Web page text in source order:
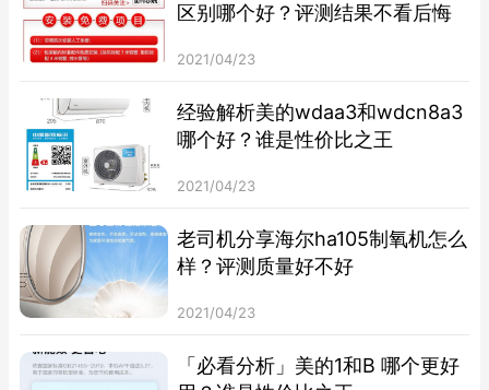
区别哪个好？评测结果不看后悔
2021/04/23
经验解析美的wdaa3和wdcn8a3
哪个好？谁是性价比之王
2021/04/23
老司机分享海尔ha105制氧机怎么
样？评测质量好不好
2021/04/23
「必看分析」美的1和B 哪个更好